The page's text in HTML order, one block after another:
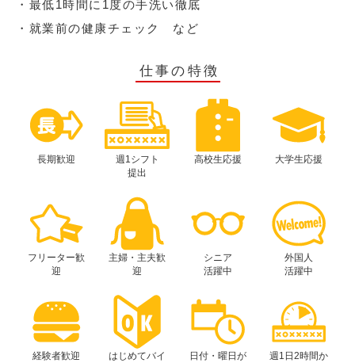
・最低1時間に1度の手洗い徹底
・就業前の健康チェック など
仕事の特徴
長期歓迎
週1シフト
提出
高校生応援 大学生応援
フリーター歓
迎
主婦・主夫歓
迎
シニア
活躍中
外国人
活躍中
経験者歓迎
はじめてバイ
日付・曜日が
週1日2時間か